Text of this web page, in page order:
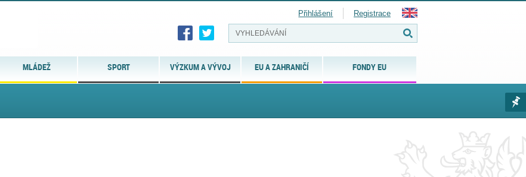
MLÁDEŽ SPORT VÝZKUM A VÝVOJ EU A ZAHRANIČÍ FONDY EU
Přihlášení Registrace